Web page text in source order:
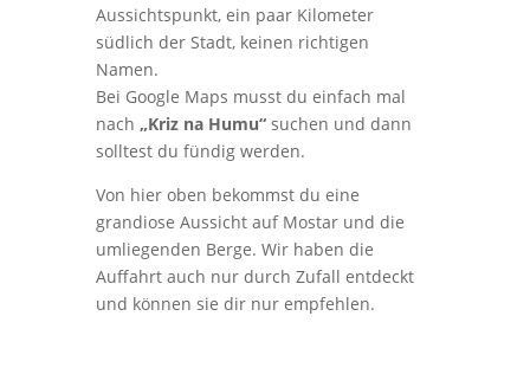
Aussichtspunkt, ein paar Kilometer
südlich der Stadt, keinen richtigen
Namen.
Bei Google Maps musst du einfach mal
nach „Kriz na Humu“suchen und dann
solltest du fündig werden.
Von hier oben bekommst du eine
grandiose Aussicht auf Mostar und die
umliegenden Berge. Wir haben die
Auffahrt auch nur durch Zufall entdeckt
und können sie dir nur empfehlen.